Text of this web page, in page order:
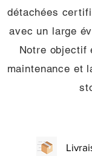
détachées
avec un large
Notre objectif
maintenance et